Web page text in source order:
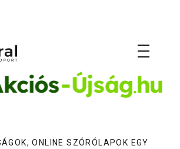
ONLINE SZÓRÓLAPOK EGY